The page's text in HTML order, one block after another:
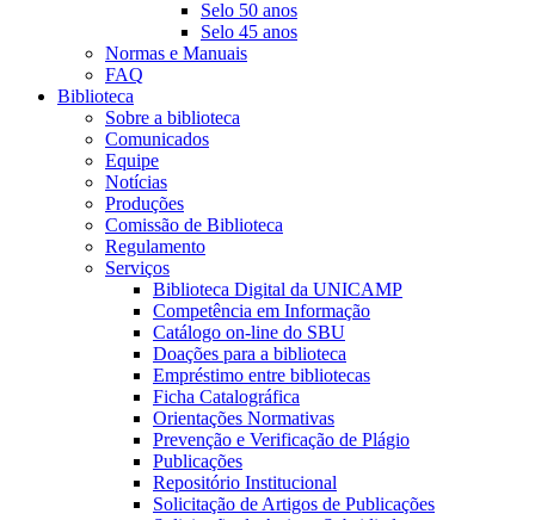
Selo 50 anos
Selo 45 anos
Normas e Manuais
FAQ
Biblioteca
Sobre a biblioteca
Comunicados
Equipe
Notícias
Produções
Comissão de Biblioteca
Regulamento
Serviços
Biblioteca Digital da UNICAMP
Competência em Informação
Catálogo on-line do SBU
Doações para a biblioteca
Empréstimo entre bibliotecas
Ficha Catalográfica
Orientações Normativas
Prevenção e Verificação de Plágio
Publicações
Repositório Institucional
Solicitação de Artigos de Publicações